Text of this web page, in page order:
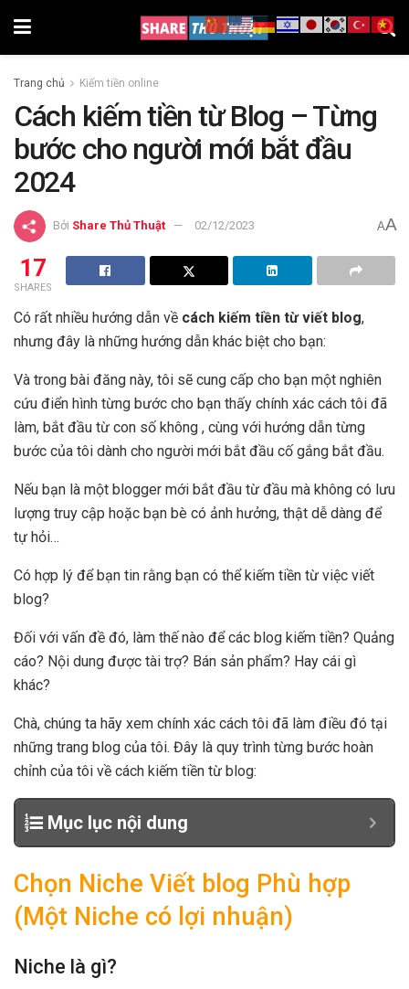
Trang chủ Kiếm tiền online
Cách kiếm tiền từ Blog – Từng
bước cho người mới bắt đầu
2024
Bởi Share Thủ Thuật 02/12/2023 AA
17
SHARES
Có rất nhiều hướng dẫn về cách kiếm tiền từ viết blog,
nhưng đây là những hướng dẫn khác biệt cho bạn:
Và trong bài đăng này, tôi sẽ cung cấp cho bạn một nghiên
cứu điển hình từng bước cho bạn thấy chính xác cách tôi đã
làm, bắt đầu từ con số không , cùng với hướng dẫn từng
bước của tôi dành cho người mới bắt đầu cố gắng bắt đầu.
Nếu bạn là một blogger mới bắt đầu từ đầu mà không có lưu
lượng truy cập hoặc bạn bè có ảnh hưởng, thật dễ dàng để
tự hỏi…
Có hợp lý để bạn tin rằng bạn có thể kiếm tiền từ việc viết
blog?
Đối với vấn đề đó, làm thế nào để các blog kiếm tiền? Quảng
cáo? Nội dung được tài trợ? Bán sản phẩm? Hay cái gì
khác?
Chà, chúng ta hãy xem chính xác cách tôi đã làm điều đó tại
những trang blog của tôi. Đây là quy trình từng bước hoàn
chỉnh của tôi về cách kiếm tiền từ blog:
Mục lục nội dung
Chọn Niche Viết blog Phù hợp
(Một Niche có lợi nhuận)
Niche là gì?